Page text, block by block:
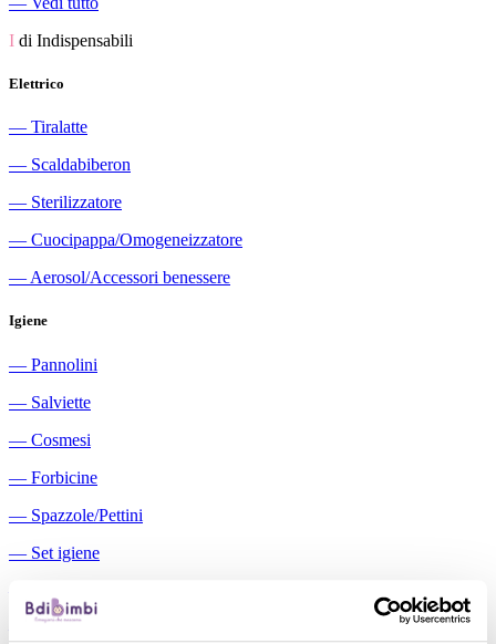
I di Indispensabili
Elettrico
― Tiralatte
― Scaldabiberon
― Sterilizzatore
― Cuocipappa/Omogeneizzatore
― Aerosol/Accessori benessere
Igiene
― Pannolini
― Salviette
― Cosmesi
― Forbicine
― Spazzole/Pettini
― Set igiene
Aspiratori nasali manuali